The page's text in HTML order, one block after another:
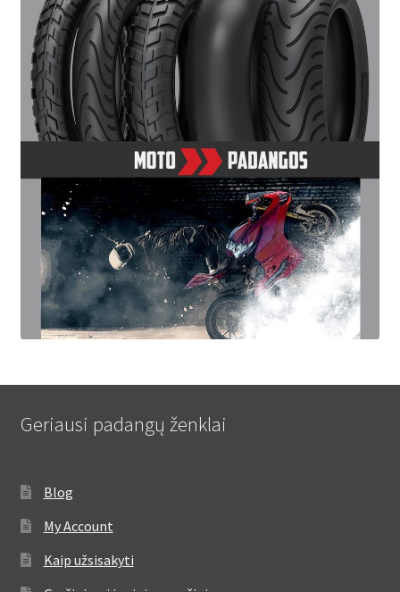
Geriausi padangų ženklai
Blog
My Account
Kaip užsisakyti